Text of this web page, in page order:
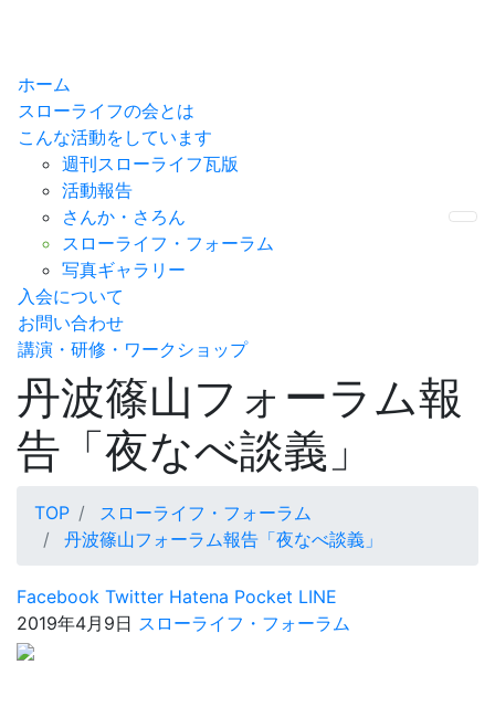
ホーム
スローライフの会とは
こんな活動をしています
週刊スローライフ瓦版
活動報告
さんか・さろん
スローライフ・フォーラム
写真ギャラリー
入会について
お問い合わせ
講演・研修・ワークショップ
丹波篠山フォーラム報
告「夜なべ談義」
TOP
スローライフ・フォーラム
丹波篠山フォーラム報告「夜なべ談義」
Facebook Twitter Hatena Pocket LINE
2019年4月9日 スローライフ・フォーラム